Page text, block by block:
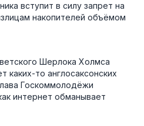
вступит в силу запрет на
накопителей объёмом
Шерлока Холмса
каких-то англосаксонских
Госкоммолодёжи
интернет обманывает